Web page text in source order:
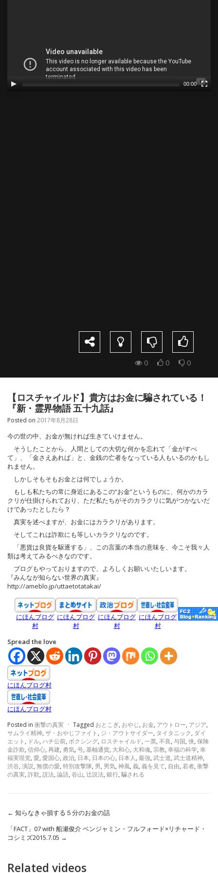
00:00
0 0 0
【ロスチャイルド】貴方はお金に騙されている！
『新・霊界物語 五十九話』
Posted on 2017年8月28日
今の世の中、お金が無ければ生きていけません。
そうしたことから、人間としての大切な何かを忘れて「金がすべ
て」、「金さえあれば」と、金銭の亡者をなっている人もいるのかもし
れません。
しかしそもそもお金とは何でしょうか。
もしも私たちの常に身近にあるこの“お金”というものに、何かのカラ
クリが仕掛けられており、ただ私たちがそのカラクリに気がつかないだ
けであったとしたら？
真実を述べますが、お金にはカラクリがあります。
そしてこれは詐欺にも等しいカラクリなのです。
「悪貨は良貨を駆逐する」、この言葉の本当の意味を、今こそ我々人
類は考えてみるべきなのです。
ブログもやっておりますので、よろしくお願いいたしいます。
『みんなが知らない世界の真実』
http://ameblo.jp/uttaetotatakai/
にほんブログ
村
にほんブログ
村
にほんブログ
村
にほんブログ
村
Spread the love
にほんブログ村
にほんブログ村
Posted in 衝撃の真実 · Tagged おとこぎ, おやじ, お金, アウトロー, アジア,
サムライ精神, ザ・おやじファイト , ジ・アウトサイダー, タイタニック, ダイ
エット , ドル, ハチ公前, ボクシング, ロスチャイルド, 一票, 不良, 与国, 侠, 保険
金詐欺, 信仰心, 再建, 勇気, 号, 基軸通貨, 大和心, 大和魂, 宗教, 幸福の科学, 幸
福実現党, 愛, 愛国心, 政治, 日本, 日本の心, 日本人, 最強, 武士道, 武士道精神,
渋谷, 演説, 無償の愛, 特別攻撃隊, 男, 男気, 神風, 義, 義を見て, 自由, 若者, 衝撃
の真実, 詐欺, 説法, 論語, 谷山, 辻説法, 銀行, 騙される
← 知らなきゃ損する５分のお金の話
「FACT」07 with 船瀬俊介 ベンジャミン・フルフォード×リチャード・
コシミズ2015.7.05 →
Related videos